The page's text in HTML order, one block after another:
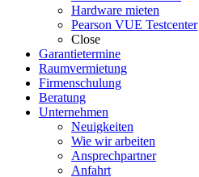
Hardware mieten
Pearson VUE Testcenter
Close
Garantietermine
Raumvermietung
Firmenschulung
Beratung
Unternehmen
Neuigkeiten
Wie wir arbeiten
Ansprechpartner
Anfahrt